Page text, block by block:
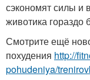
сэкономят силы и
животика гораздо
Смотрите ещё
похудения http://
pohudeniya/